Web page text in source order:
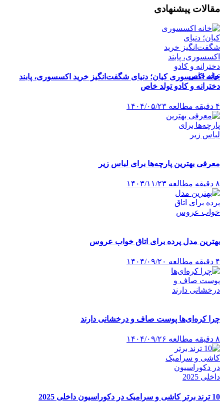
مقالات پیشنهادی
خانه اکسسوری کیان؛ دنیای شگفت‌انگیز خرید اکسسوری، پابند
دخترانه و کادو تولد خاص
۴ دقیقه مطالعه ۱۴۰۴/۰۵/۲۳
معرفی بهترین پارچه‌ها برای لباس زیر
۸ دقیقه مطالعه ۱۴۰۳/۱۱/۲۳
بهترین مدل پرده برای اتاق خواب عروس
۴ دقیقه مطالعه ۱۴۰۴/۰۹/۲۰
چرا کره‌ای‌ها پوست صاف و درخشانی دارند
۸ دقیقه مطالعه ۱۴۰۴/۰۹/۲۶
10 ترند برتر کاشی و سرامیک در دکوراسیون داخلی 2025